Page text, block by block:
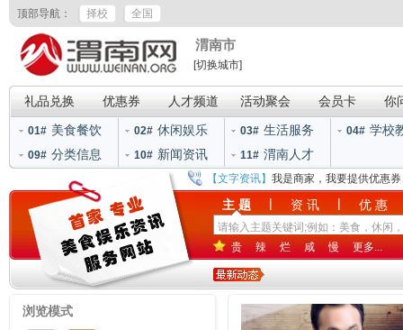
顶部导航： 择校 全国
渭南市
[切换城市]
礼品兑换 优惠券 人才频道 活动聚会 会员卡 你
01# 美食餐饮 02# 休闲娱乐 03# 生活服务 04# 学校
09# 分类信息 10# 新闻资讯 11# 渭南人才
【文字资讯】 我是商家，我要提供优惠
主 题 | 资 讯 | 优 惠
贵 辣 烂 咸 慢 更多...
浏览模式